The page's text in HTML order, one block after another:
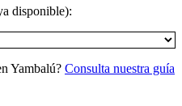
disponible):
Yambalú? Consulta nuestra guía